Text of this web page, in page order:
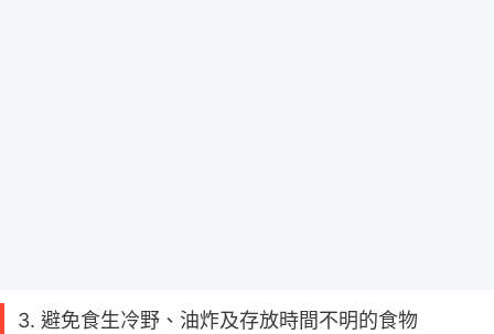
3. 避免食生冷野、油炸及存放時間不明的食物